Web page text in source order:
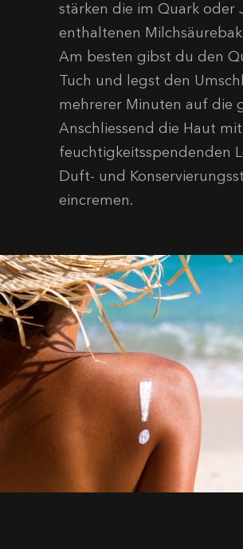
stärken die im Quark oder
enthaltenen
Am besten gibst du den
Tuch und legst den
mehrerer Minuten auf die
Anschliessend die Haut
feuchtigkeitsspendenden
Duft- und
eincremen.